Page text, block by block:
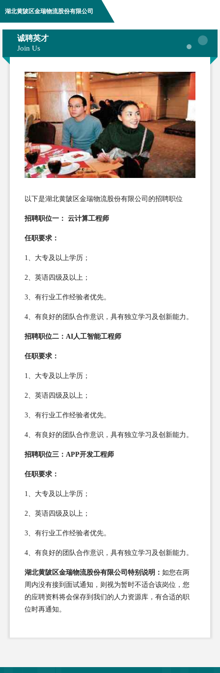
湖北黄陂区金瑞物流股份有限公司
诚聘英才
Join Us
以下是湖北黄陂区金瑞物流股份有限公司的招聘职位
招聘职位一： 云计算工程师
任职要求：
1、大专及以上学历；
2、英语四级及以上；
3、有行业工作经验者优先。
4、有良好的团队合作意识，具有独立学习及创新能力。
招聘职位二：AI人工智能工程师
任职要求：
1、大专及以上学历；
2、英语四级及以上；
3、有行业工作经验者优先。
4、有良好的团队合作意识，具有独立学习及创新能力。
招聘职位三：APP开发工程师
任职要求：
1、大专及以上学历；
2、英语四级及以上；
3、有行业工作经验者优先。
4、有良好的团队合作意识，具有独立学习及创新能力。
湖北黄陂区金瑞物流股份有限公司特别说明： 如您在两
周内没有接到面试通知，则视为暂时不适合该岗位，您
的应聘资料将会保存到我们的人力资源库，有合适的职
位时再通知。